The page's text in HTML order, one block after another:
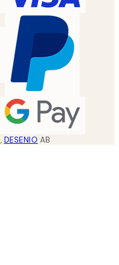
, DESENIO AB